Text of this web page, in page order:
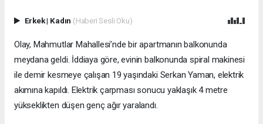
Erkek| Kadın (Haberi Sesli Oku)
Olay, Mahmutlar Mahallesi’nde bir apartmanın balkonunda
meydana geldi. İddiaya göre, evinin balkonunda spiral makinesi
ile demir kesmeye çalışan 19 yaşındaki Serkan Yaman, elektrik
akımına kapıldı. Elektrik çarpması sonucu yaklaşık 4 metre
yükseklikten düşen genç ağır yaralandı.